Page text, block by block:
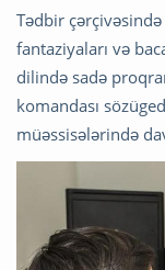
Tədbir
fantaziyaları və
dilində sadə
komandası
müəssisələrində